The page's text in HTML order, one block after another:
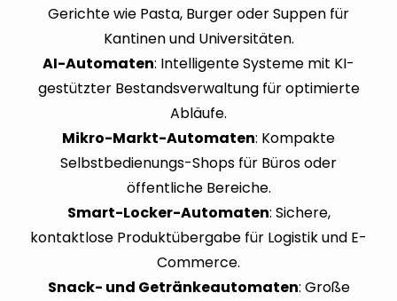
Gerichte wie Pasta, Burger oder Suppen für
Kantinen und Universitäten.
AI-Automaten: Intelligente Systeme mit KI-
gestützter Bestandsverwaltung für optimierte
Abläufe.
Mikro-Markt-Automaten: Kompakte
Selbstbedienungs-Shops für Büros oder
öffentliche Bereiche.
Smart-Locker-Automaten: Sichere,
kontaktlose Produktübergabe für Logistik und E-
Commerce.
Snack- und Getränkeautomaten: Große